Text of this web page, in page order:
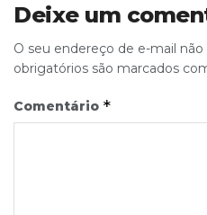
Deixe um
O seu endereço de e-mail não
obrigatórios são marcados
Comentário *